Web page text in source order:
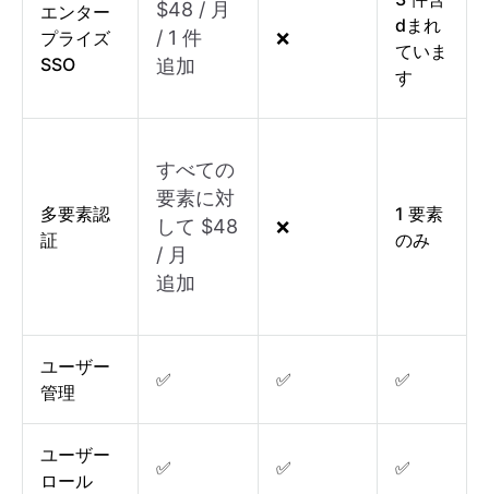
エンター
プライズ
SSO
$48 / 月
/ 1 件
追加
❌
dまれ
ていま
す
多要素認
証
すべての
要素に対
して $48
/ 月
追加
❌
1 要素
のみ
ユーザー
管理
✅ ✅ ✅
ユーザー
ロール
✅ ✅ ✅